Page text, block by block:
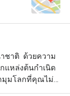
ชาติ  ด้วยความ
แหล่งต้นกำเนิด
มุมโลกที่คุณไม่
ซามิก เทอริยากิ